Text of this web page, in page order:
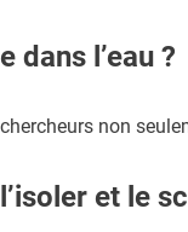
dans l’eau ?
non
et le